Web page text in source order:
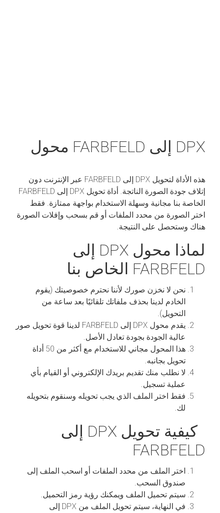
DPX إلى FARBFELD محول
هذه الأداة لتحويل DPX إلى FARBFELD عبر الإنترنت دون
إتلاف جودة الصورة الناتجة. أداة تحويل DPX إلى FARBFELD
الخاصة بنا مجانية وسهلة الاستخدام بواجهة ممتازة. فقط
اختر الصورة من محدد الملفات أو قم بسحب وإفلات الصورة
هناك وستحصل على النتيجة.
لماذا محول DPX إلى
FARBFELD الخاص بنا
نحن لا نخزن صورك لأننا نحترم خصوصيتك (يقوم
الخادم لدينا بحذف ملفاتك تلقائيًا بعد ساعة من
التحويل).
يقدم محول DPX إلى FARBFELD لدينا قوة تحويل صور
عالية الجودة بجودة تعادل الأصل.
هذا المحول مجاني للاستخدام مع أكثر من 50 أداة
تحويل بجانبه.
لا نطلب منك تقديم بريدك الإلكتروني أو القيام بأي
عملية تسجيل.
فقط اختر الملف الذي يجب تحويله وسنقوم بتحويله
لك.
كيفية تحويل DPX إلى
FARBFELD
اختر الملف من محدد الملفات أو اسحب الملف إلى
صندوق السحب.
سيتم تحميل الملف ويمكنك رؤية رمز التحميل.
في النهاية، سيتم تحويل الملف من DPX إلى